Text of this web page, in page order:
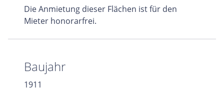
Die Anmietung dieser Flächen ist für den
Mieter honorarfrei.
Baujahr
1911